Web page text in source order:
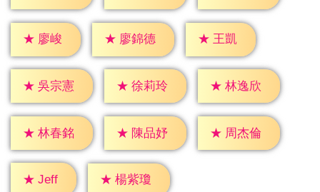
★ 廖峻 ★ 廖錦德 ★ 王凱
★ 吳宗憲 ★ 徐莉玲 ★ 林逸欣
★ 林春銘 ★ 陳品妤 ★ 周杰倫
★ Jeff ★ 楊紫瓊